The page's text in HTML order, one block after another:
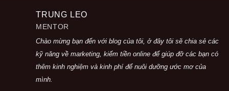
TRUNG LEO
MENTOR
Chào mừng bạn đến với blog của tôi, ở đây tôi sẽ chia sẻ các
kỹ năng về marketing, kiếm tiền online để giúp đỡ các bạn có
thêm kinh nghiệm và kinh phí để nuôi dưỡng ước mơ của
mình.